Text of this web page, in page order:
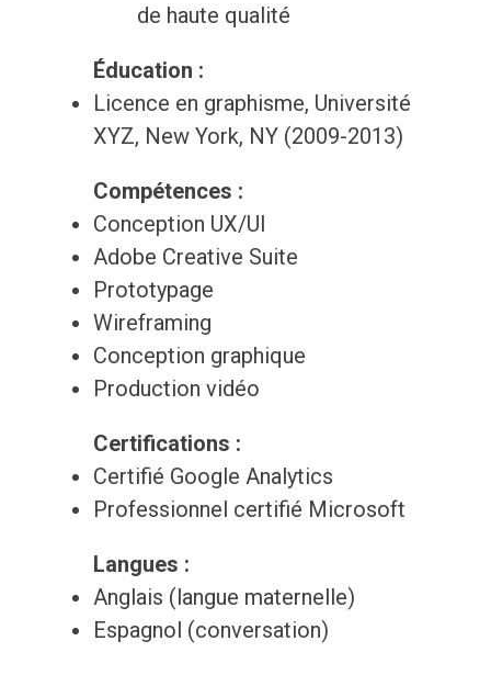
de haute qualité
Éducation :
Licence en graphisme, Université
XYZ, New York, NY (2009-2013)
Compétences :
Conception UX/UI
Adobe Creative Suite
Prototypage
Wireframing
Conception graphique
Production vidéo
Certifications :
Certifié Google Analytics
Professionnel certifié Microsoft
Langues :
Anglais (langue maternelle)
Espagnol (conversation)